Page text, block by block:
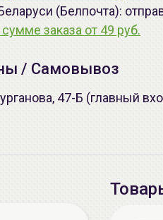
(Белпочта):
заказа от 49 руб.
/ Самовывоз
47-Б (главный